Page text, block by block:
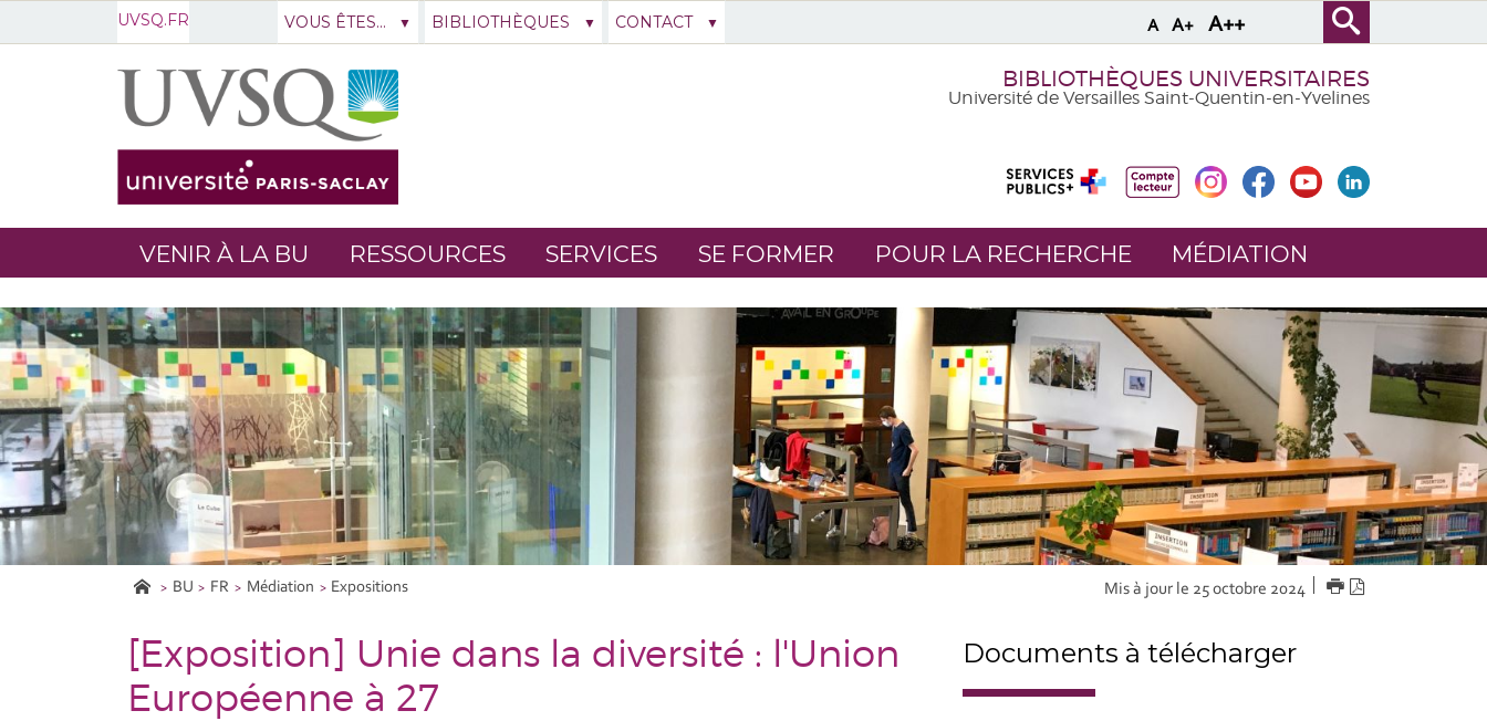
A A+ A++
UVSQ.FR
BIBLIOTHÈQUES UNIVERSITAIRES
Université de Versailles Saint-Quentin-en-Yvelines
VENIR À LA BU RESSOURCES SERVICES SE FORMER POUR LA RECHERCHE MÉDIATION
BU FR Médiation Expositions Mis à jour le 25 octobre 2024 IMPRIMER
[Exposition] Unie dans la diversité : l'Union
Européenne à 27
Documents à télécharger
VOUS ÊTES... BIBLIOTHÈQUES CONTACT